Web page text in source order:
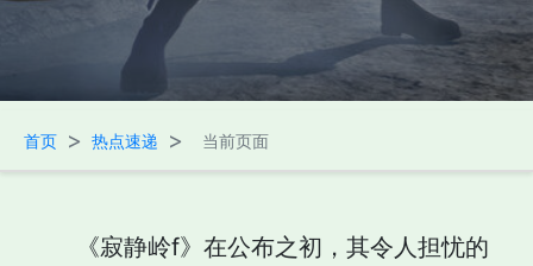
首页 > 热点速递 > 当前页面
《寂静岭f》在公布之初，其令人担忧的